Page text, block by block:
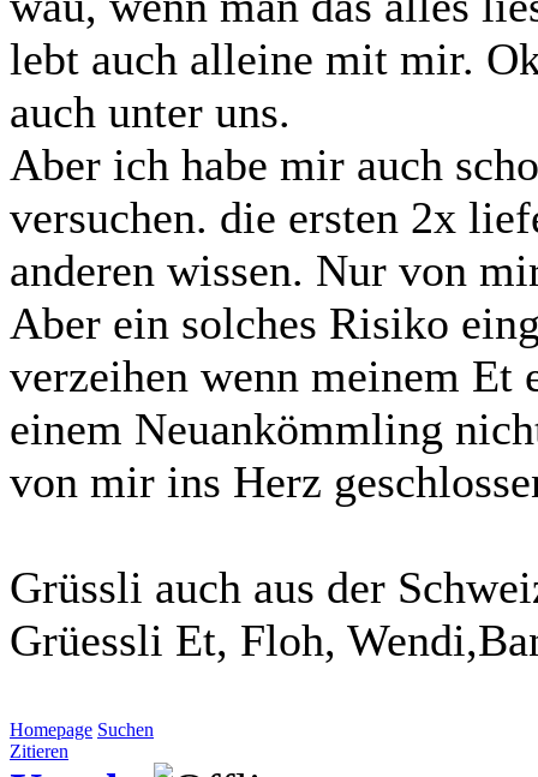
lebt auch alleine mit mir.
auch unter uns.
Aber ich habe mir auch
versuchen. die ersten 2x
anderen wissen. Nur von
Aber ein solches Risiko
verzeihen wenn meinem Et
einem Neuankömmling
von mir ins Herz
Grüssli auch aus der
Grüessli Et, Floh,
Homepage Suchen
Zitieren